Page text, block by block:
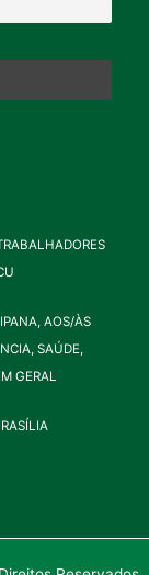
AOS/ÀS
SAÚDE,
GERAL